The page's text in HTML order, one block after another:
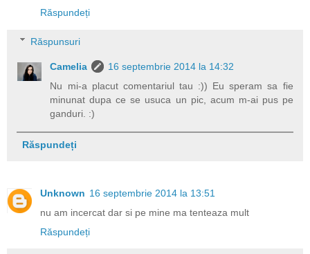
Răspundeți
Răspunsuri
Camelia
16 septembrie 2014 la 14:32
Nu mi-a placut comentariul tau :)) Eu speram sa fie
minunat dupa ce se usuca un pic, acum m-ai pus pe
ganduri. :)
Răspundeți
Unknown 16 septembrie 2014 la 13:51
nu am incercat dar si pe mine ma tenteaza mult
Răspundeți